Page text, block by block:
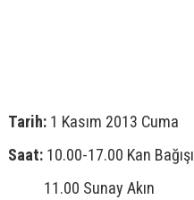
Tarih: 1 Kasım 2013 Cuma
Saat: 10.00-17.00 Kan Bağışı
11.00 Sunay Akın